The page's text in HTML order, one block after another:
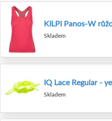
KILPI Panos-W
Skladem
IQ Lace Regular -
Skladem